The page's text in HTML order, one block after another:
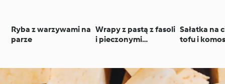
Ryba z warzywami na
parze
Wrapy z pastą z fasoli
i pieczonymi
Sałatka na
tofu i